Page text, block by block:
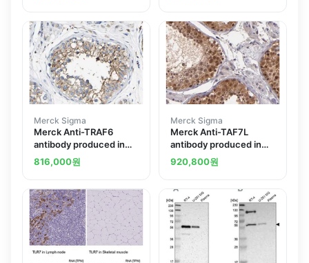
Merck Sigma
Merck Anti-TRAF6
antibody produced in
rabbit
816,000원
Merck Sigma
Merck Anti-TAF7L
antibody produced in
rabbit
920,800원